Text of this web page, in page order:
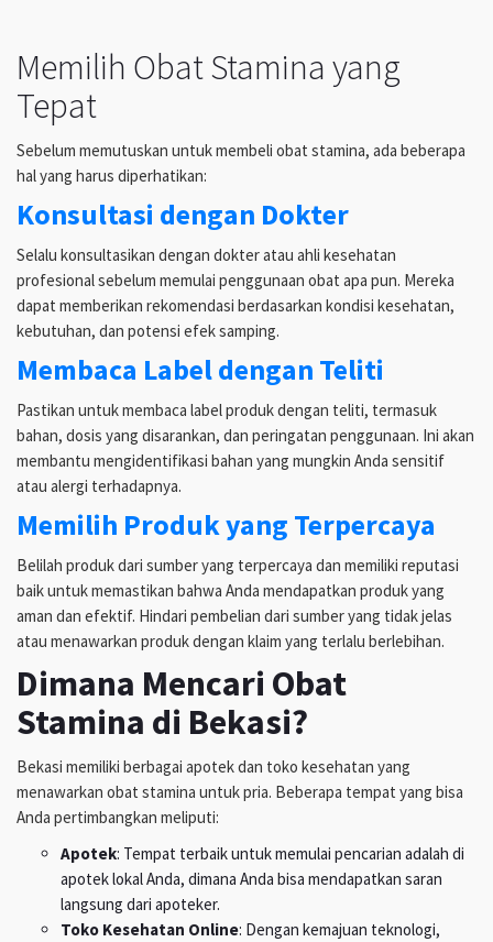
Memilih Obat Stamina yang
Tepat
Sebelum memutuskan untuk membeli obat stamina, ada beberapa
hal yang harus diperhatikan:
Konsultasi dengan Dokter
Selalu konsultasikan dengan dokter atau ahli kesehatan
profesional sebelum memulai penggunaan obat apa pun. Mereka
dapat memberikan rekomendasi berdasarkan kondisi kesehatan,
kebutuhan, dan potensi efek samping.
Membaca Label dengan Teliti
Pastikan untuk membaca label produk dengan teliti, termasuk
bahan, dosis yang disarankan, dan peringatan penggunaan. Ini akan
membantu mengidentifikasi bahan yang mungkin Anda sensitif
atau alergi terhadapnya.
Memilih Produk yang Terpercaya
Belilah produk dari sumber yang terpercaya dan memiliki reputasi
baik untuk memastikan bahwa Anda mendapatkan produk yang
aman dan efektif. Hindari pembelian dari sumber yang tidak jelas
atau menawarkan produk dengan klaim yang terlalu berlebihan.
Dimana Mencari Obat
Stamina di Bekasi?
Bekasi memiliki berbagai apotek dan toko kesehatan yang
menawarkan obat stamina untuk pria. Beberapa tempat yang bisa
Anda pertimbangkan meliputi:
Apotek: Tempat terbaik untuk memulai pencarian adalah di
apotek lokal Anda, dimana Anda bisa mendapatkan saran
langsung dari apoteker.
Toko Kesehatan Online: Dengan kemajuan teknologi,